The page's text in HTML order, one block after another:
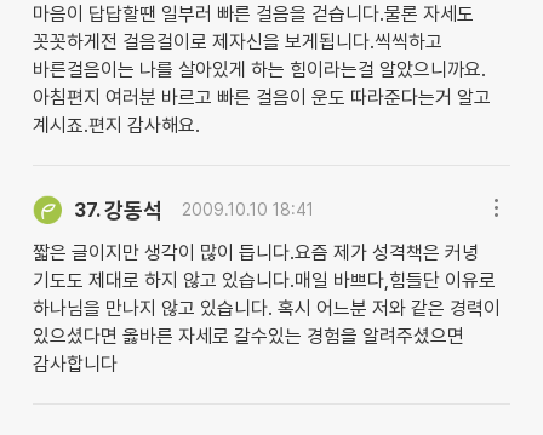
마음이 답답할땐 일부러 빠른 걸음을 걷습니다.물론 자세도
꼿꼿하게전 걸음걸이로 제자신을 보게됩니다.씩씩하고
바른걸음이는 나를 살아있게 하는 힘이라는걸 알았으니까요.
아침편지 여러분 바르고 빠른 걸음이 운도 따라준다는거 알고
계시죠.편지 감사해요.
37.강동석 2009.10.10 18:41
짧은 글이지만 생각이 많이 듭니다.요즘 제가 성격책은 커녕
기도도 제대로 하지 않고 있습니다.매일 바쁘다,힘들단 이유로
하나님을 만나지 않고 있습니다. 혹시 어느분 저와 같은 경력이
있으셨다면 옳바른 자세로 갈수있는 경험을 알려주셨으면
감사합니다